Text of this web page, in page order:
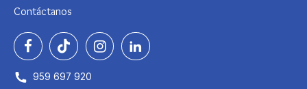
Contáctanos
959 697 920